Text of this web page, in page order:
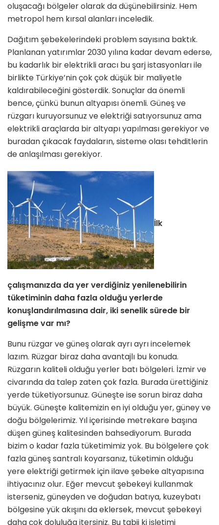
oluşacağı böl­geler olarak da düşünebilirsiniz. Hem
metropol hem kırsal alanları inceledik.
Dağıtım şebekelerindeki problem sayı­sına baktık.
Planlanan yatırımlar 2030 yılına kadar devam ederse,
bu kadarlık bir elektrikli aracı bu şarj istasyonları ile
birlikte Türkiye’nin çok çok düşük bir maliyetle
kaldırabileceğini göster­dik. Sonuçlar da önemli
bence, çün­kü bunun altyapısı önemli. Güneş ve
rüzgarı kuruyorsunuz ve elektriği sa­tıyorsunuz ama
elektrikli araçlarda bir altyapı yapılması gerekiyor ve
buradan çıkacak faydaların, sisteme olası tehdit­lerin
de anlaşılması gerekiyor.
İlk
çalışmanızda da yer verdiğiniz ye­nilenebilirin
tüketiminin daha fazla olduğu yerlerde
konuşlandırılmasına dair, iki senelik sürede bir
gelişme var mı?
Bunu rüzgar ve güneş olarak ayrı ayrı incelemek
lazım. Rüzgar biraz daha avantajlı bu konuda.
Rüzgarın kaliteli olduğu yerler batı bölgeleri. İzmir ve
civarında da talep zaten çok fazla. Bu­rada ürettiğiniz
yerde tüketiyorsunuz. Güneşte ise sorun biraz daha
büyük. Güneşte kalitemizin en iyi olduğu yer, güney ve
doğu bölgelerimiz. Yıl içeri­sinde metrekare başına
düşen güneş kalitesinden bahsediyorum. Burada
bizim o kadar fazla tüketimimiz yok. Bu bölgelere çok
fazla güneş santra­lı koyarsanız, tüketimin olduğu
yere elektriği getirmek için ilave şebeke alt­yapısına
ihtiyacınız olur. Eğer mevcut şebekeyi kullanmak
isterseniz, güney­den ve doğudan batıya, kuzeybatı
böl­gesine yük akışını da eklersek, mevcut şebekeyi
daha çok doluluğa itersiniz. Bu tabii ki işletimi